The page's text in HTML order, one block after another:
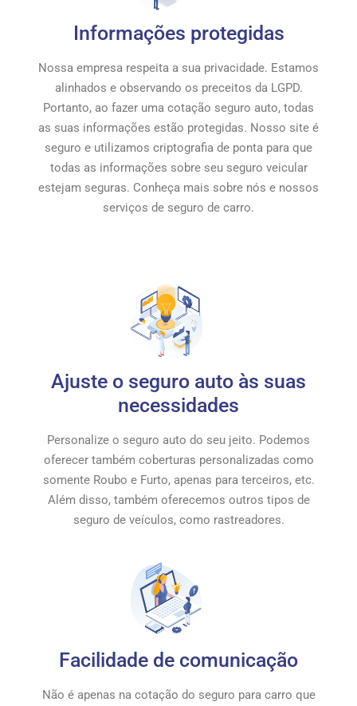
Informações protegidas
Nossa empresa respeita a sua privacidade. Estamos
alinhados e observando os preceitos da LGPD.
Portanto, ao fazer uma cotação seguro auto, todas
as suas informações estão protegidas. Nosso site é
seguro e utilizamos criptografia de ponta para que
todas as informações sobre seu seguro veicular
estejam seguras. Conheça mais sobre nós e nossos
serviços de seguro de carro.
Ajuste o seguro auto às suas
necessidades
Personalize o seguro auto do seu jeito. Podemos
oferecer também coberturas personalizadas como
somente Roubo e Furto, apenas para terceiros, etc.
Além disso, também oferecemos outros tipos de
seguro de veículos, como rastreadores.
Facilidade de comunicação
Não é apenas na cotação do seguro para carro que